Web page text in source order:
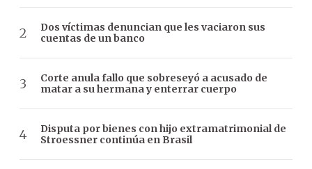
Dos víctimas denuncian que les vaciaron sus
cuentas de un banco
Corte anula fallo que sobreseyó a acusado de
matar a su hermana y enterrar cuerpo
Disputa por bienes con hijo extramatrimonial de
Stroessner continúa en Brasil